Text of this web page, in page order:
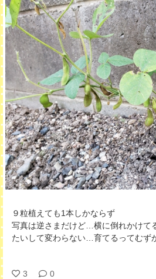
９粒植えても1本しかならず
写真は逆さまだけど…横に倒れかけて
たいして変わらない…育てるってむず
3 0